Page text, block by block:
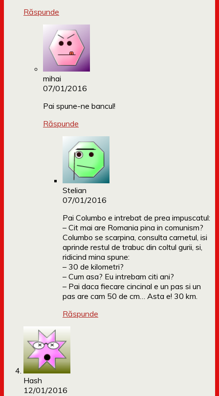
Răspunde
mihai
07/01/2016
Pai spune-ne bancul!
Răspunde
Stelian
07/01/2016
Pai Columbo e intrebat de prea impuscatul:
– Cit mai are Romania pina in comunism?
Columbo se scarpina, consulta carnetul, isi
aprinde restul de trabuc din coltul gurii, si,
ridicind mina spune:
– 30 de kilometri?
– Cum asa? Eu intrebam citi ani?
– Pai daca fiecare cincinal e un pas si un
pas are cam 50 de cm… Asta e! 30 km.
Răspunde
Hash
12/01/2016